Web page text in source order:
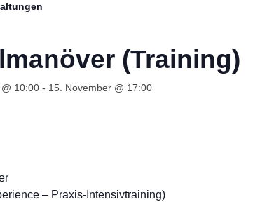
(Training)
10:00 - 15. November @ 17:00
– Praxis-Intensivtraining)